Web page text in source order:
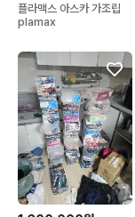
플라맥스 아스카 가조립
plamax